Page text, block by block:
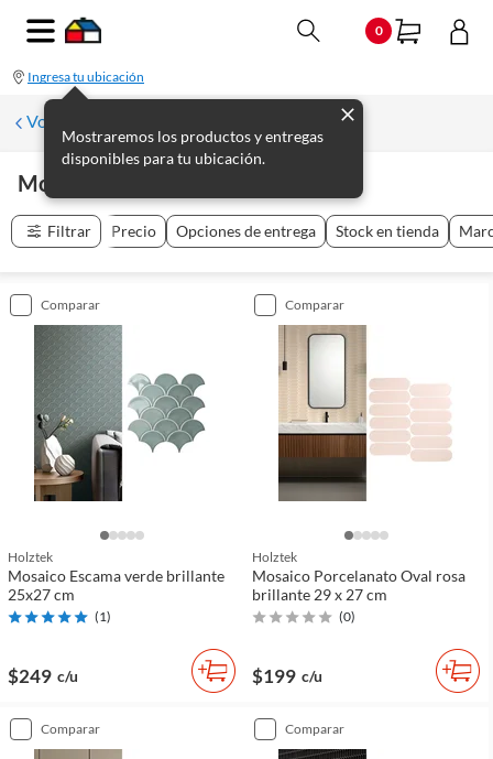
0
Ingresa tu ubicación
Mostraremos los productos y entregas
disponibles para tu ubicación.
Volver a Pisos para cocina
Mosaicos
Filtrar Precio Opciones de entrega Stock en tienda
comparar
Holztek
Mosaico Escama verde brillante
25x27 cm
(1)
$249 c/u
comparar
Holztek
Mosaico Porcelanato Oval rosa
brillante 29 x 27 cm
(0)
$199 c/u
comparar comparar